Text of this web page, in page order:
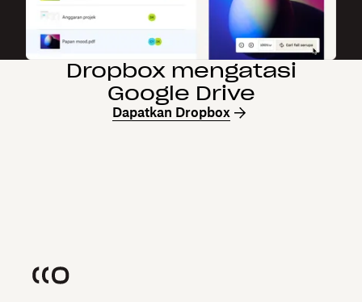
Dropbox mengatasi
Google Drive
Dapatkan Dropbox